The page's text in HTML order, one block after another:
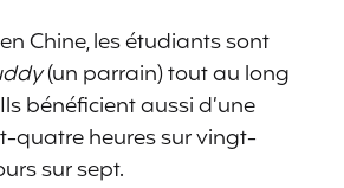
Chine, les étudiants sont
(un parrain) tout au long
bénéficient aussi d’une
quatre heures sur vingt-
sur sept.